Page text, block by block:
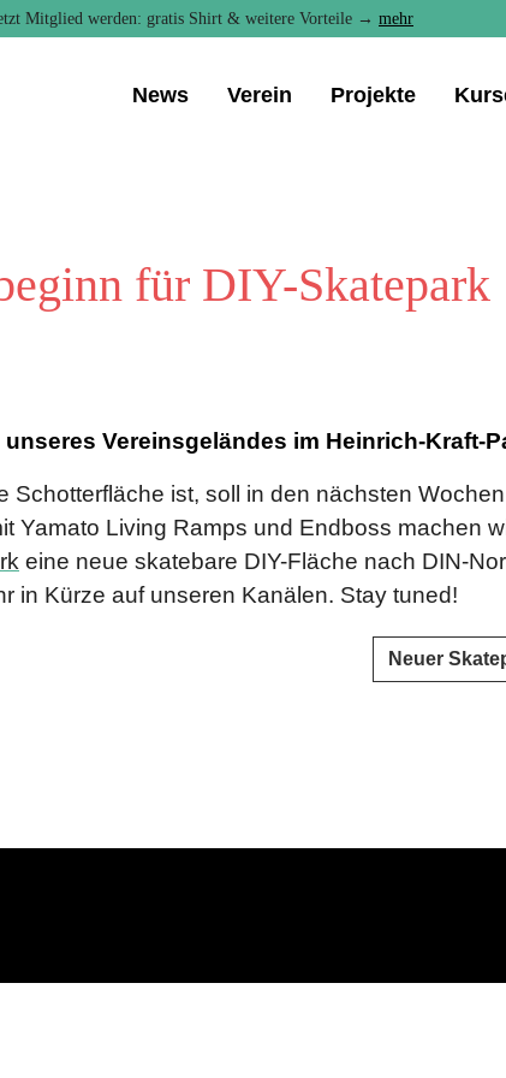
Mitglied werden: gratis Shirt & weitere Vorteile → mehr
News Verein Projekte
für DIY-Skatepark
Vereinsgeländes im Heinrich-Kraft-
Schotterfläche ist, soll in den nächsten
Yamato Living Ramps und Endboss machen
eine neue skatebare DIY-Fläche nach DIN-
in Kürze auf unseren Kanälen. Stay tuned!
Neuer